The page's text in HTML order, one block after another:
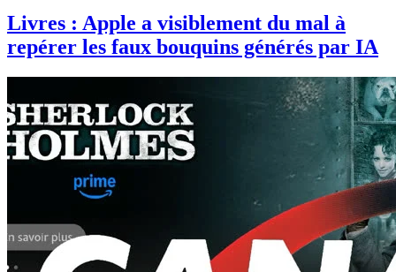
Livres : Apple a visiblement du mal à
repérer les faux bouquins générés par IA